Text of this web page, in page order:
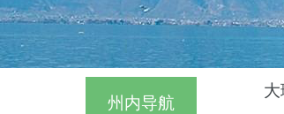
州内导航